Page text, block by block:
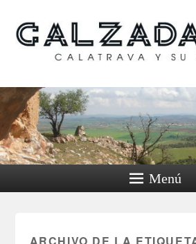
Calzada de
su
Menú